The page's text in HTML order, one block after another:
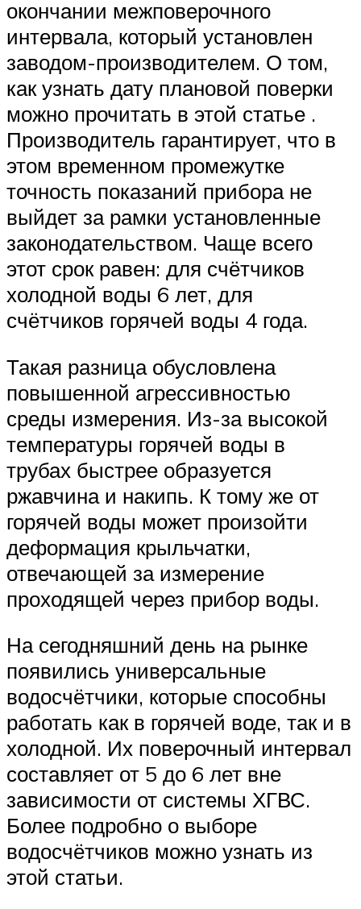
окончании межповерочного
интервала, который установлен
заводом-производителем. О том,
как узнать дату плановой поверки
можно прочитать в этой статье .
Производитель гарантирует, что в
этом временном промежутке
точность показаний прибора не
выйдет за рамки установленные
законодательством. Чаще всего
этот срок равен: для счётчиков
холодной воды 6 лет, для
счётчиков горячей воды 4 года.
Такая разница обусловлена
повышенной агрессивностью
среды измерения. Из-за высокой
температуры горячей воды в
трубах быстрее образуется
ржавчина и накипь. К тому же от
горячей воды может произойти
деформация крыльчатки,
отвечающей за измерение
проходящей через прибор воды.
На сегодняшний день на рынке
появились универсальные
водосчётчики, которые способны
работать как в горячей воде, так и в
холодной. Их поверочный интервал
составляет от 5 до 6 лет вне
зависимости от системы ХГВС.
Более подробно о выборе
водосчётчиков можно узнать из
этой статьи.